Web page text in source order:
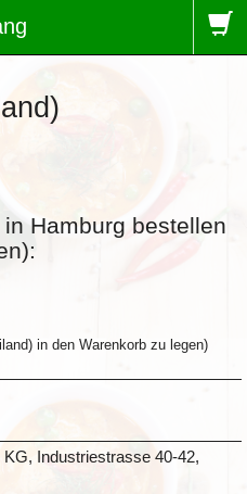
Hamburg bestellen
in den Warenkorb zu legen)
Industriestrasse 40-42,